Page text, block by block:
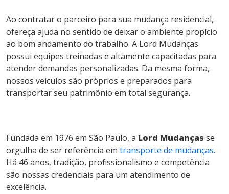
Ao contratar o parceiro para sua mudança residencial,
ofereça ajuda no sentido de deixar o ambiente propício
ao bom andamento do trabalho. A Lord Mudanças
possui equipes treinadas e altamente capacitadas para
atender demandas personalizadas. Da mesma forma,
nossos veículos são próprios e preparados para
transportar seu patrimônio em total segurança.
Fundada em 1976 em São Paulo, a Lord Mudanças se
orgulha de ser referência em transporte de mudanças.
Há 46 anos, tradição, profissionalismo e competência
são nossas credenciais para um atendimento de
excelência.